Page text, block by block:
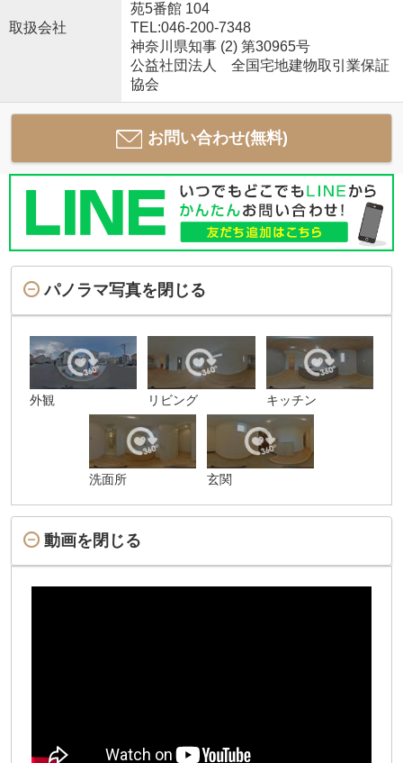
取扱会社
苑5番館 104
TEL:046-200-7348
神奈川県知事 (2) 第30965号
公益社団法人 全国宅地建物取引業保証
協会
お問い合わせ(無料)
パノラマ写真を閉じる
外観 リビング キッチン
洗面所 玄関
動画を閉じる